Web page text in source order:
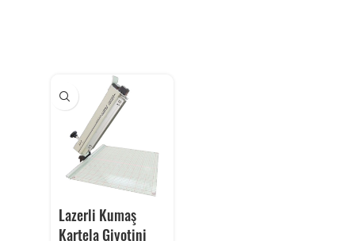
Lazerli Kumaş
Kartela Giyotini